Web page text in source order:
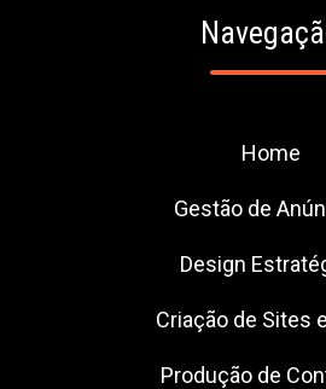
Home
Gestão de
Design
Criação de Sites
Produção de